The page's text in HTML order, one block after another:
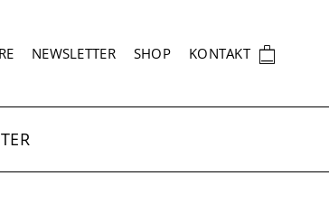
NEWSLETTER SHOP KONTAKT 🛍